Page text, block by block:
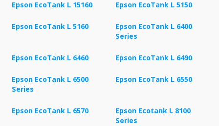
Epson EcoTank L 15160 Epson EcoTank L 5150
Epson EcoTank L 5160
Epson EcoTank L 6400
Series
Epson EcoTank L 6460 Epson EcoTank L 6490
Epson EcoTank L 6500
Series
Epson EcoTank L 6550
Epson EcoTank L 6570
Epson Ecotank L 8100
Series